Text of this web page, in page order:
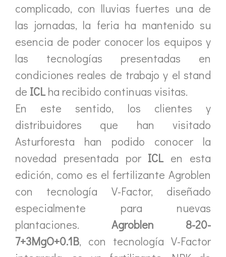
complicado, con lluvias fuertes una de
las jornadas, la feria ha mantenido su
esencia de poder conocer los equipos y
las tecnologías presentadas en
condiciones reales de trabajo y el stand
de ICL ha recibido continuas visitas.
En este sentido, los clientes y
distribuidores que han visitado
Asturforesta han podido conocer la
novedad presentada por ICL en esta
edición, como es el fertilizante Agroblen
con tecnología V-Factor, diseñado
especialmente para nuevas
plantaciones. Agroblen 8-20-
7+3MgO+0.1B, con tecnología V-Factor